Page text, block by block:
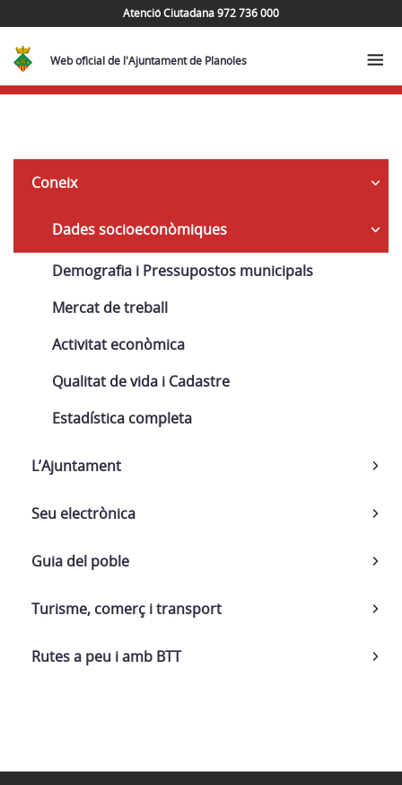
Atenció Ciutadana 972 736 000
Web oficial de l'Ajuntament de Planoles
Navega
Coneix
Dades socioeconòmiques
Demografia i Pressupostos municipals
Mercat de treball
Activitat econòmica
Qualitat de vida i Cadastre
Estadística completa
L’Ajuntament
Seu electrònica
Guia del poble
Turisme, comerç i transport
Rutes a peu i amb BTT